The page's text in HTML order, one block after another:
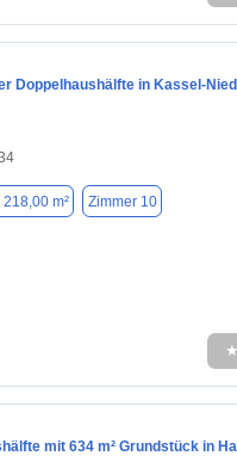
Doppelhaushälfte in Kassel-
218,00 m² Zimmer 10
★
mit 634 m² Grundstück in